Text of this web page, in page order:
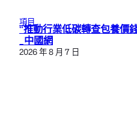
項目
“推動行業低碳轉查包養價
_中國網
2026 年 8 月 7 日